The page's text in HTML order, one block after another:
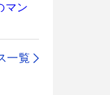
マン
一覧